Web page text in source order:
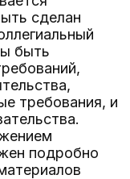
сделан
быть
требования, и
подробно